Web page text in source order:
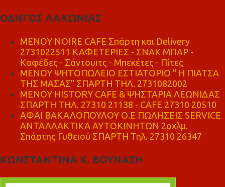
ΟΔΗΓΟΣ ΛΑΚΩΝΙΑΣ
MENOY NOIRE CAFE Σπάρτη και Delivery
2731022511 ΚΑΦΕΤΕΡΙΕΣ - ΣΝΑΚ ΜΠΑΡ -
Καφέδες - Σάντουιτς - Μπεκέτες - Πίτες
ΜΕΝΟΥ ΨΗΤΟΠΩΛΕΙΟ ΕΣΤΙΑΤΟΡΙΟ " Η ΠΙΑΤΣΑ
ΤΗΣ ΜΑΣΑΣ" ΣΠΑΡΤΗ ΤΗΛ. 2731082002
ΜΕΝΟΥ HISTORY CAFE & ΨΗΣΤΑΡΙΑ ΛΕΩΝΙΔΑΣ
ΣΠΑΡΤΗ ΤΗΛ. 27310 21138 - CAFE 27310 20510
ΑΦΑΙ ΒΑΚΑΛΟΠΟΥΛΟΥ Ο.Ε ΠΩΛΗΣΕΙΣ SERVICE
ΑΝΤΑΛΛΑΚΤΙΚΑ ΑΥΤΟΚΙΝΗΤΩΝ 2οχλμ.
Σπάρτης Γυθειού ΣΠΑΡΤΗ Τηλ. 27310 26347
ΚΩΝΣΤΑΝΤΙΝΑ Κ. ΒΟΥΝΑΣΗ